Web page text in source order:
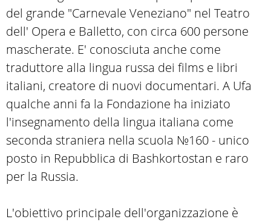
del grande "Carnevale Veneziano" nel Teatro
dell' Opera e Balletto, con circa 600 persone
mascherate. E' conosciuta anche come
traduttore alla lingua russa dei films e libri
italiani, creatore di nuovi documentari. A Ufa
qualche anni fa la Fondazione ha iniziato
l'insegnamento della lingua italiana come
seconda straniera nella scuola №160 - unico
posto in Repubblica di Bashkortostan e raro
per la Russia.
L'obiettivo principale dell'organizzazione è